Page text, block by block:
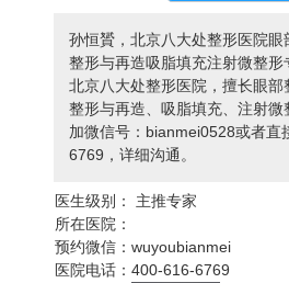
孙恒贇，北京八大处整形医院
整形与再造吸脂填充注射微整
北京八大处整形医院，擅长眼
整形与再造、吸脂填充、注射
加微信号：bianmei0528或者直
6769，详细沟通。
医生级别：
主推专家
所在医院：
预约微信：wuyoubianmei
医院电话：400-616-6769